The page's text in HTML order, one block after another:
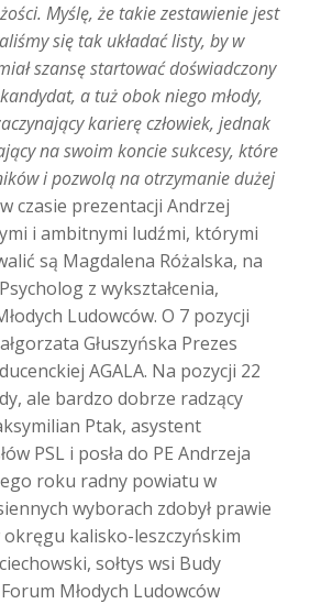
Myślę, że takie zestawienie jest
się tak układać listy, by w
szansę startować doświadczony
a tuż obok niego młody,
karierę człowiek, jednak
na swoim koncie sukcesy, które
i pozwolą na otrzymanie dużej
czasie prezentacji Andrzej
i ambitnymi ludźmi, którymi
są Magdalena Różalska, na
z wykształcenia,
Ludowców. O 7 pozycji
Głuszyńska Prezes
AGALA. Na pozycji 22
ale bardzo dobrze radzący
Ptak, asystent
PSL i posła do PE Andrzeja
roku radny powiatu w
wyborach zdobył prawie
okręgu kalisko-leszczyńskim
sołtys wsi Budy
Młodych Ludowców